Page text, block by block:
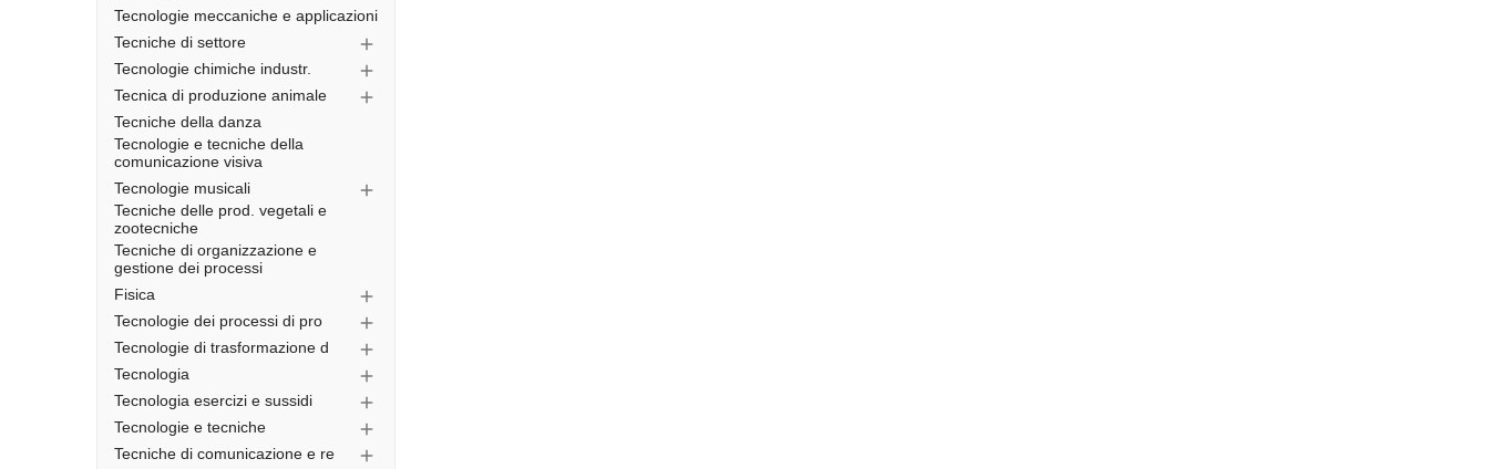
Tecnologie meccaniche e applicazioni
Tecniche di settore

Tecnologie chimiche industr. 
Tecnica di produzione animale 
Tecniche della danza
Tecnologie e tecniche della
comunicazione visiva
Tecnologie musicali

Tecniche delle prod. vegetali e
zootecniche
Tecniche di organizzazione e
gestione dei processi
Fisica

Tecnologie dei processi di pro 
Tecnologie di trasformazione d 
Tecnologia 
Tecnologia esercizi e sussidi 
Tecnologie e tecniche 
Tecniche di comunicazione e re 